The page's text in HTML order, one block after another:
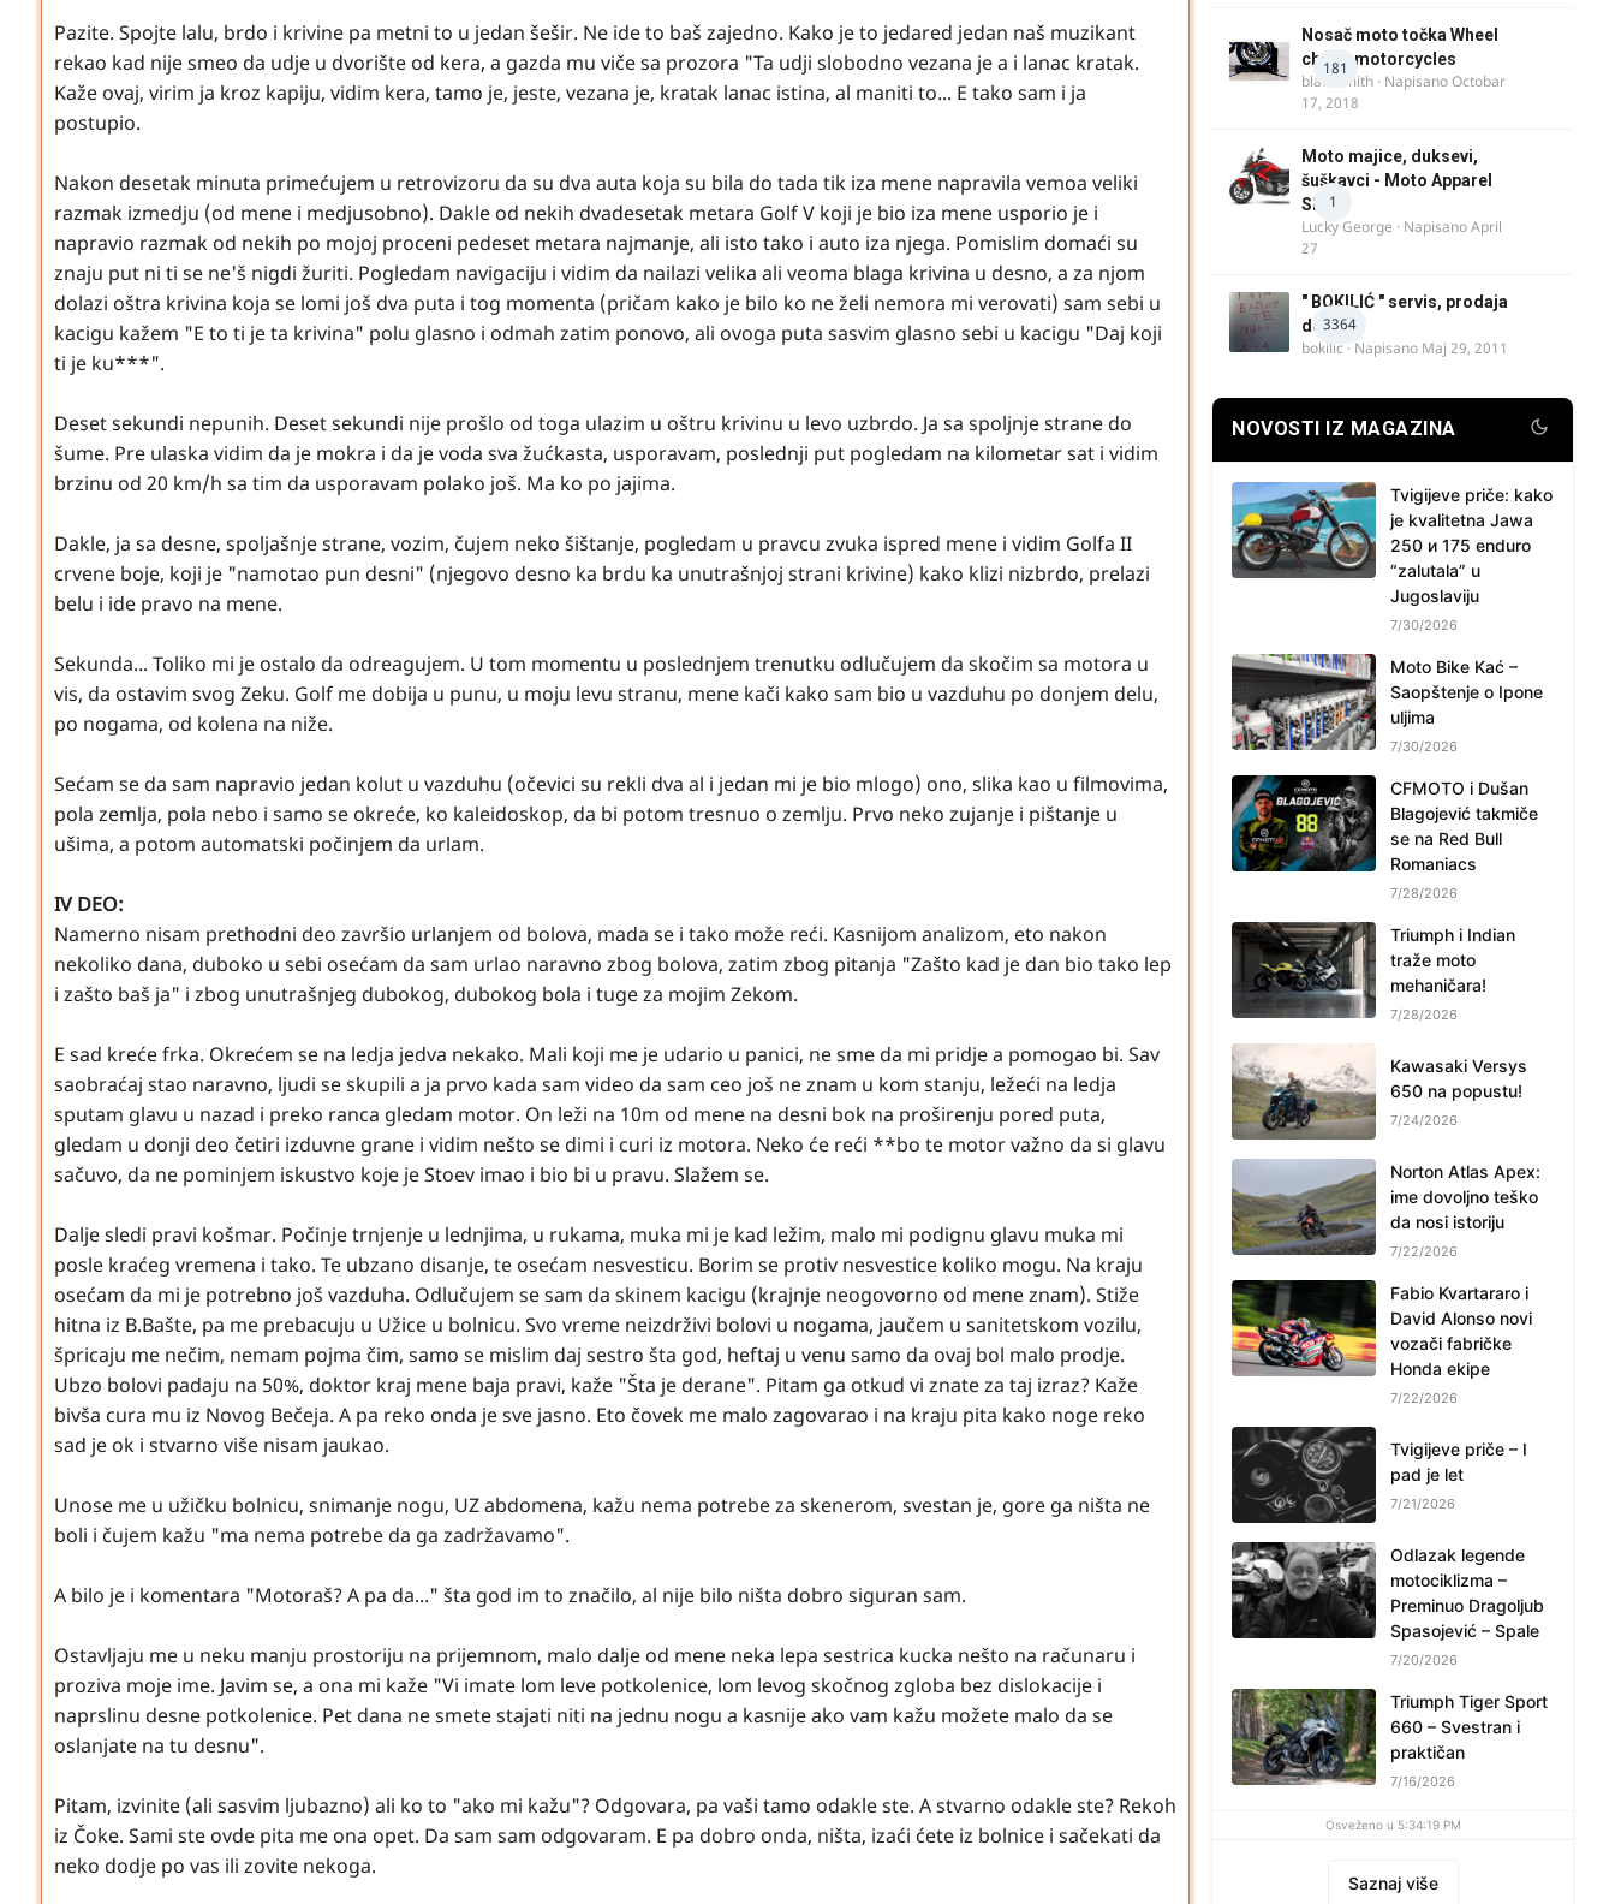
Pazite. Spojte lalu, brdo i krivine pa metni to u jedan šešir. Ne ide to baš zajedno. Kako je to jedared jedan naš muzikant
rekao kad nije smeo da udje u dvorište od kera, a gazda mu viče sa prozora "Ta udji slobodno vezana je a i lanac kratak.
Kaže ovaj, virim ja kroz kapiju, vidim kera, tamo je, jeste, vezana je, kratak lanac istina, al maniti to... E tako sam i ja
postupio.
Nakon desetak minuta primećujem u retrovizoru da su dva auta koja su bila do tada tik iza mene napravila vemoa veliki
razmak izmedju (od mene i medjusobno). Dakle od nekih dvadesetak metara Golf V koji je bio iza mene usporio je i
napravio razmak od nekih po mojoj proceni pedeset metara najmanje, ali isto tako i auto iza njega. Pomislim domaći su
znaju put ni ti se ne'š nigdi žuriti. Pogledam navigaciju i vidim da nailazi velika ali veoma blaga krivina u desno, a za njom
dolazi oštra krivina koja se lomi još dva puta i tog momenta (pričam kako je bilo ko ne želi nemora mi verovati) sam sebi u
kacigu kažem "E to ti je ta krivina" polu glasno i odmah zatim ponovo, ali ovoga puta sasvim glasno sebi u kacigu "Daj koji
ti je ku***".
Deset sekundi nepunih. Deset sekundi nije prošlo od toga ulazim u oštru krivinu u levo uzbrdo. Ja sa spoljnje strane do
šume. Pre ulaska vidim da je mokra i da je voda sva žućkasta, usporavam, poslednji put pogledam na kilometar sat i vidim
brzinu od 20 km/h sa tim da usporavam polako još. Ma ko po jajima.
Dakle, ja sa desne, spoljašnje strane, vozim, čujem neko šištanje, pogledam u pravcu zvuka ispred mene i vidim Golfa II
crvene boje, koji je "namotao pun desni" (njegovo desno ka brdu ka unutrašnjoj strani krivine) kako klizi nizbrdo, prelazi
belu i ide pravo na mene.
Sekunda... Toliko mi je ostalo da odreagujem. U tom momentu u poslednjem trenutku odlučujem da skočim sa motora u
vis, da ostavim svog Zeku. Golf me dobija u punu, u moju levu stranu, mene kači kako sam bio u vazduhu po donjem delu,
po nogama, od kolena na niže.
Sećam se da sam napravio jedan kolut u vazduhu (očevici su rekli dva al i jedan mi je bio mlogo) ono, slika kao u filmovima,
pola zemlja, pola nebo i samo se okreće, ko kaleidoskop, da bi potom tresnuo o zemlju. Prvo neko zujanje i pištanje u
ušima, a potom automatski počinjem da urlam.
IV DEO:
Namerno nisam prethodni deo završio urlanjem od bolova, mada se i tako može reći. Kasnijom analizom, eto nakon
nekoliko dana, duboko u sebi osećam da sam urlao naravno zbog bolova, zatim zbog pitanja "Zašto kad je dan bio tako lep
i zašto baš ja" i zbog unutrašnjeg dubokog, dubokog bola i tuge za mojim Zekom.
E sad kreće frka. Okrećem se na ledja jedva nekako. Mali koji me je udario u panici, ne sme da mi pridje a pomogao bi. Sav
saobraćaj stao naravno, ljudi se skupili a ja prvo kada sam video da sam ceo još ne znam u kom stanju, ležeći na ledja
sputam glavu u nazad i preko ranca gledam motor. On leži na 10m od mene na desni bok na proširenju pored puta,
gledam u donji deo četiri izduvne grane i vidim nešto se dimi i curi iz motora. Neko će reći **bo te motor važno da si glavu
sačuvo, da ne pominjem iskustvo koje je Stoev imao i bio bi u pravu. Slažem se.
Dalje sledi pravi košmar. Počinje trnjenje u lednjima, u rukama, muka mi je kad ležim, malo mi podignu glavu muka mi
posle kraćeg vremena i tako. Te ubzano disanje, te osećam nesvesticu. Borim se protiv nesvestice koliko mogu. Na kraju
osećam da mi je potrebno još vazduha. Odlučujem se sam da skinem kacigu (krajnje neogovorno od mene znam). Stiže
hitna iz B.Bašte, pa me prebacuju u Užice u bolnicu. Svo vreme neizdrživi bolovi u nogama, jaučem u sanitetskom vozilu,
špricaju me nečim, nemam pojma čim, samo se mislim daj sestro šta god, heftaj u venu samo da ovaj bol malo prodje.
Ubzo bolovi padaju na 50%, doktor kraj mene baja pravi, kaže "Šta je derane". Pitam ga otkud vi znate za taj izraz? Kaže
bivša cura mu iz Novog Bečeja. A pa reko onda je sve jasno. Eto čovek me malo zagovarao i na kraju pita kako noge reko
sad je ok i stvarno više nisam jaukao.
Unose me u užičku bolnicu, snimanje nogu, UZ abdomena, kažu nema potrebe za skenerom, svestan je, gore ga ništa ne
boli i čujem kažu "ma nema potrebe da ga zadržavamo".
A bilo je i komentara "Motoraš? A pa da..." šta god im to značilo, al nije bilo ništa dobro siguran sam.
Ostavljaju me u neku manju prostoriju na prijemnom, malo dalje od mene neka lepa sestrica kucka nešto na računaru i
proziva moje ime. Javim se, a ona mi kaže "Vi imate lom leve potkolenice, lom levog skočnog zgloba bez dislokacije i
naprslinu desne potkolenice. Pet dana ne smete stajati niti na jednu nogu a kasnije ako vam kažu možete malo da se
oslanjate na tu desnu".
Pitam, izvinite (ali sasvim ljubazno) ali ko to "ako mi kažu"? Odgovara, pa vaši tamo odakle ste. A stvarno odakle ste? Rekoh
iz Čoke. Sami ste ovde pita me ona opet. Da sam sam odgovaram. E pa dobro onda, ništa, izaći ćete iz bolnice i sačekati da
neko dodje po vas ili zovite nekoga.
181
Nosač moto točka Wheel
chock motorcycles
blacksmith · NapisanoOctobar
17, 2018
1
Moto majice, duksevi,
šuškavci - Moto Apparel
SRB
Lucky George · NapisanoApril
27
3364
" BOKILIĆ " servis, prodaja
delova
bokilic · Napisano Maj 29, 2011
NOVOSTI IZ MAGAZINA
Tvigijeve priče: kako
je kvalitetna Jawa
250 и 175 enduro
“zalutala” u
Jugoslaviju
7/30/2026
Moto Bike Kać –
Saopštenje o Ipone
uljima
7/30/2026
CFMOTO i Dušan
Blagojević takmiče
se na Red Bull
Romaniacs
7/28/2026
Triumph i Indian
traže moto
mehaničara!
7/28/2026
Kawasaki Versys
650 na popustu!
7/24/2026
Norton Atlas Apex:
ime dovoljno teško
da nosi istoriju
7/22/2026
Fabio Kvartararo i
David Alonso novi
vozači fabričke
Honda ekipe
7/22/2026
Tvigijeve priče – I
pad je let
7/21/2026
Odlazak legende
motociklizma –
Preminuo Dragoljub
Spasojević – Spale
7/20/2026
Triumph Tiger Sport
660 – Svestran i
praktičan
7/16/2026
Osveženo u 5:34:19 PM
Saznaj više